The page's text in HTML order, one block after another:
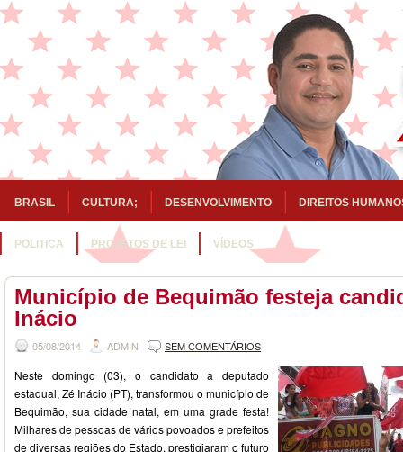
BRASIL CULTURA; DESENVOLVIMENTO DIREITOS
POLITICA PROJETOS DE LEI VÍDEOS
Município de Bequimão festeja
Inácio
05/08/2014 ADMIN SEM COMENTÁRIOS
Neste domingo (03), o candidato a deputado
estadual, Zé Inácio (PT), transformou o município de
Bequimão, sua cidade natal, em uma grade festa!
Milhares de pessoas de vários povoados e prefeitos
de diversas regiões do Estado, prestigiaram o futuro